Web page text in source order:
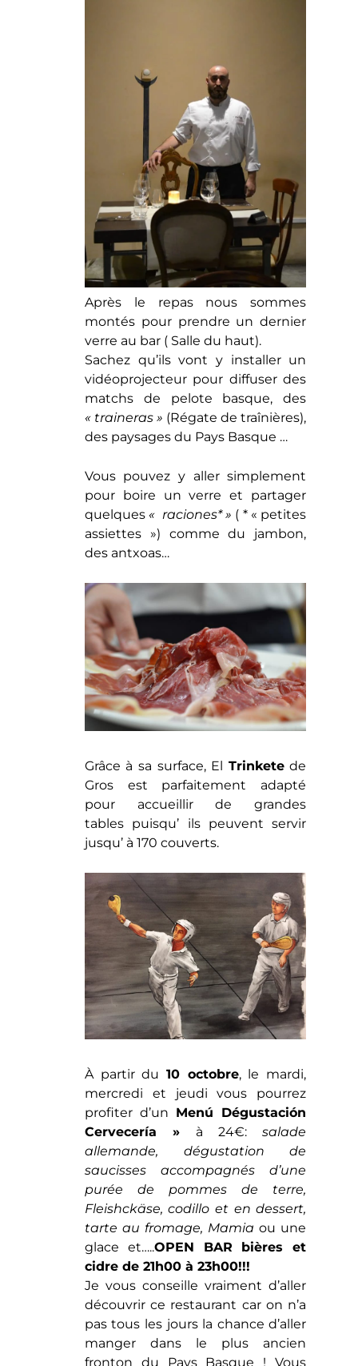
Après le repas nous sommes
montés pour prendre un dernier
verre au bar ( Salle du haut).
Sachez qu’ils vont y installer un
vidéoprojecteur pour diffuser des
matchs de pelote basque, des
« traineras » (Régate de traînières),
des paysages du Pays Basque …
Vous pouvez y aller simplement
pour boire un verre et partager
quelques « raciones* » ( * « petites
assiettes ») comme du jambon,
des antxoas…
Grâce à sa surface, El Trinketede
Gros est parfaitement adapté
pour accueillir de grandes
tables puisqu’ ils peuvent servir
jusqu’ à 170 couverts.
À partir du10 octobre, le mardi,
mercredi et jeudi vous pourrez
profiter d’un Menú Dégustación
Cervecería » à 24€:salade
allemande, dégustation de
saucisses accompagnés d’une
purée de pommes de terre,
Fleishckäse, codillo et en dessert,
tarte au fromage, Mamia ou une
glace et…..OPEN BAR bières et
cidre de 21h00 à 23h00!!!
Je vous conseille vraiment d’aller
découvrir ce restaurant car on n’a
pas tous les jours la chance d’aller
manger dans le plus ancien
fronton du Pays Basque ! Vous